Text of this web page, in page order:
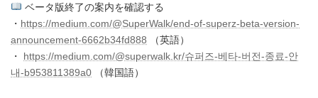
ベータ版終了の案内を確認する
・ https://medium.com/@SuperWalk/end-of-superz-beta-version-
announcement-6662b34fd888 （英語）
・ https://medium.com/@superwalk.kr/슈퍼즈-베타-버전-종료-안
내-b953811389a0 （韓国語）